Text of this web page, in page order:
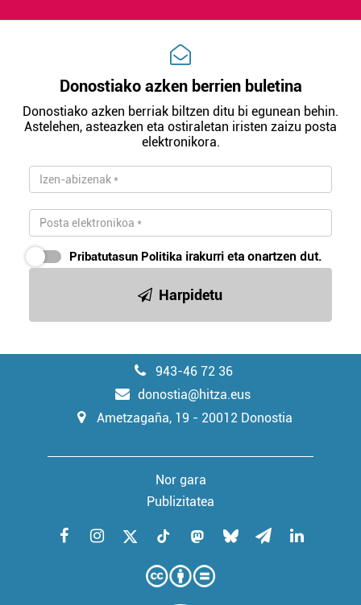
Donostiako azken berrien buletina
Donostiako azken berriak biltzen ditu bi egunean behin.
Astelehen, asteazken eta ostiraletan iristen zaizu posta
elektronikora.
Pribatutasun Politika irakurri eta onartzen dut.
Harpidetu
943-46 72 36
donostia@hitza.eus
Ametzagaña, 19 - 20012 Donostia
Nor gara
Publizitatea